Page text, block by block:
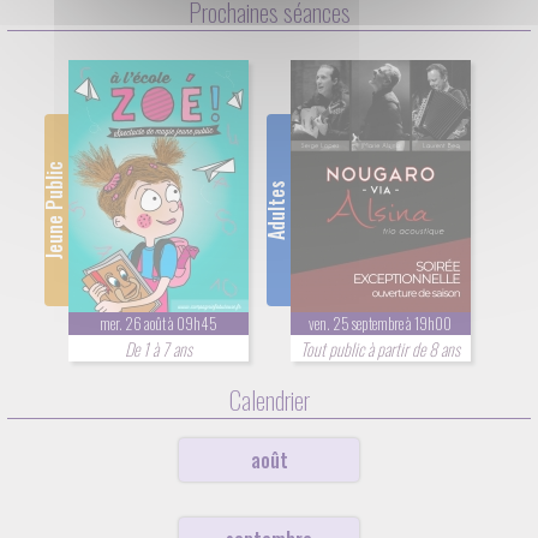
Prochaines séances
Jeune Public
mer. 26 août à 09h45
De 1 à 7 ans
Adultes
ven. 25 septembre à 19h00
Tout public à partir de 8 ans
Calendrier
août